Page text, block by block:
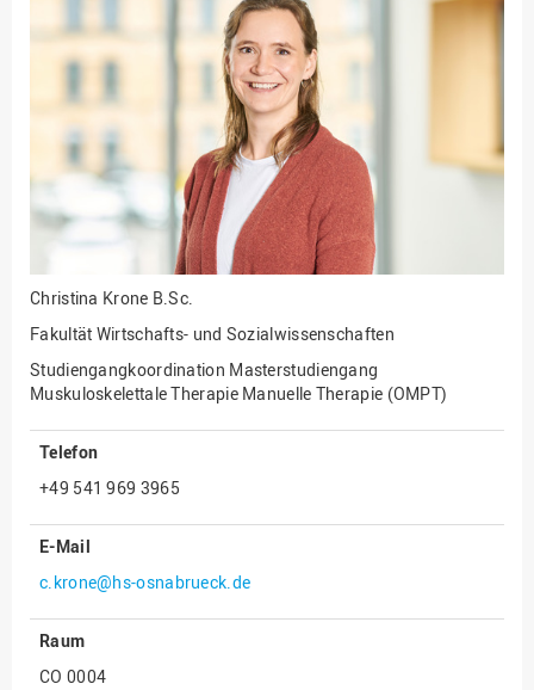
Ingenieurwissenschaften
und Informatik
Fakultät Management,
Fakultät Wirtschafts- und
Sozialwissenschaften
Finanzen
Forschung, Kooperation,
Drittmittel
Gebäude und Technik
Gesellschaftliches
Engagement
Gleichstellungsbüro
strategie
Innenrevision
IT Service Center
Christina Krone B.Sc.
Fakultät Wirtschafts- und Sozialwissenschaften
Studiengangkoordination Masterstudiengang
Muskuloskelettale Therapie Manuelle Therapie (OMPT)
Telefon
+49 541 969 3965
E-Mail
c.krone@hs-osnabrueck.de
Raum
CO 0004